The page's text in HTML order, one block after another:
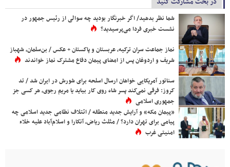
شما نظر بدهید/ اگر خبرنگار بودید چه سوالی از رئیس جمهور در
نشست خبری فردا می‌پرسیدید؟
نماز جماعت سران ترکیه، عربستان و پاکستان + عکس / بن‌سلمان، شهباز
شریف و اردوغان پس از امضای پیمان دفاع مشترک نماز خواندند
سناتور آمریکایی خواهان ارسال اسلحه برای شورش در ایران شد / تد
کروز: فرقی نمی‌کند پسر شاه روی کار بیاید یا مریم رجوی، هر کسی جز
جمهوری اسلامی
«پیمان مکه» و آرایش جدید منطقه / ائتلاف نظامی جدید اسلامی چه
پیامی برای تهران دارد؟ / مثلث ریاض، آنکارا و اسلام‌آباد علیه خلاء
امنیتی غرب